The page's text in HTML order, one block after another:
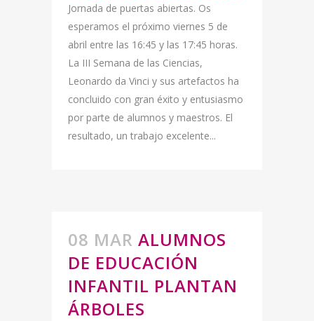
Jornada de puertas abiertas. Os
esperamos el próximo viernes 5 de
abril entre las 16:45 y las 17:45 horas.
La III Semana de las Ciencias,
Leonardo da Vinci y sus artefactos ha
concluido con gran éxito y entusiasmo
por parte de alumnos y maestros. El
resultado, un trabajo excelente...
08 MAR ALUMNOS
DE EDUCACIÓN
INFANTIL PLANTAN
ÁRBOLES